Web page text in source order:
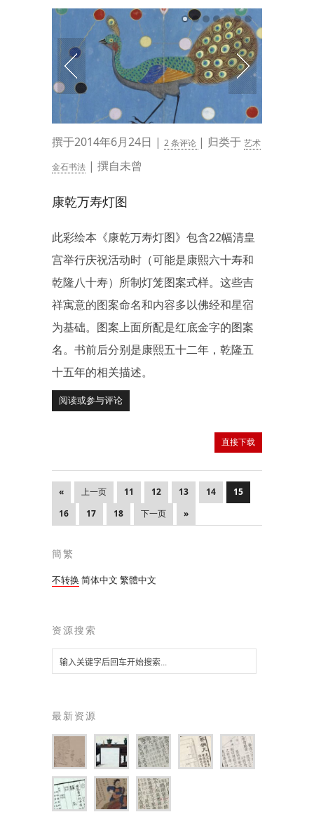
撰于2014年6月24日 | 2 条评论 | 归类于 艺术
金石书法 | 撰自未曾
康乾万寿灯图
此彩绘本《康乾万寿灯图》包含22幅清皇
宫举行庆祝活动时（可能是康熙六十寿和
乾隆八十寿）所制灯笼图案式样。这些吉
祥寓意的图案命名和内容多以佛经和星宿
为基础。图案上面所配是红底金字的图案
名。书前后分别是康熙五十二年，乾隆五
十五年的相关描述。
阅读或参与评论
直接下载
« 上一页 11 12 13 14
15
16
17 18 下一页 »
簡繁
不转换 简体中文 繁體中文
资源搜索
最新资源